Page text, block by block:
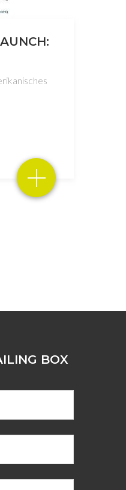
BOX